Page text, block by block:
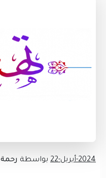
2024-أبريل-22 بواسطة رحمة